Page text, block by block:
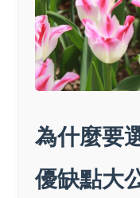
為什麼要
優缺點大